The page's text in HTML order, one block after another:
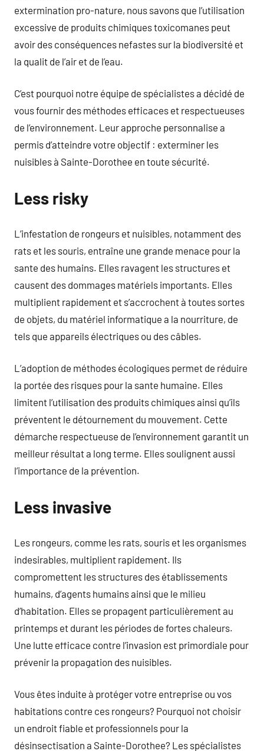
extermination pro-nature, nous savons que l’utilisation
excessive de produits chimiques toxicomanes peut
avoir des conséquences nefastes sur la biodiversité et
la qualit de l’air et de l’eau.
C’est pourquoi notre équipe de spécialistes a décidé de
vous fournir des méthodes efficaces et respectueuses
de l’environnement. Leur approche personnalise a
permis d’atteindre votre objectif : exterminer les
nuisibles à Sainte-Dorothee en toute sécurité.
Less risky
L’infestation de rongeurs et nuisibles, notamment des
rats et les souris, entraîne une grande menace pour la
sante des humains. Elles ravagent les structures et
causent des dommages matériels importants. Elles
multiplient rapidement et s’accrochent à toutes sortes
de objets, du matériel informatique a la nourriture, de
tels que appareils électriques ou des câbles.
L’adoption de méthodes écologiques permet de réduire
la portée des risques pour la sante humaine. Elles
limitent l’utilisation des produits chimiques ainsi qu’ils
préventent le détournement du mouvement. Cette
démarche respectueuse de l’environnement garantit un
meilleur résultat a long terme. Elles soulignent aussi
l’importance de la prévention.
Less invasive
Les rongeurs, comme les rats, souris et les organismes
indesirables, multiplient rapidement. Ils
compromettent les structures des établissements
humains, d’agents humains ainsi que le milieu
d’habitation. Elles se propagent particulièrement au
printemps et durant les périodes de fortes chaleurs.
Une lutte efficace contre l’invasion est primordiale pour
prévenir la propagation des nuisibles.
Vous êtes induite à protéger votre entreprise ou vos
habitations contre ces rongeurs? Pourquoi not choisir
un endroit fiable et professionnels pour la
désinsectisation a Sainte-Dorothee? Les spécialistes